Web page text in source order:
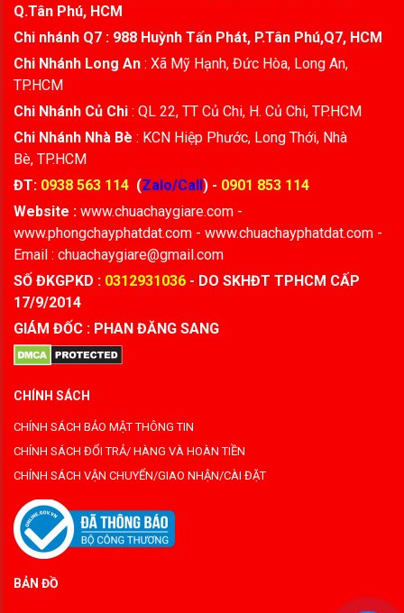
Q.Tân Phú, HCM
Chi nhánh Q7 : 988 Huỳnh Tấn Phát, P.Tân Phú,Q7, HCM
Chi Nhánh Long An : Xã Mỹ Hạnh, Đức Hòa, Long An,
TP.HCM
Chi Nhánh Củ Chi : QL 22, TT Củ Chi, H. Củ Chi, TP.HCM
Chi Nhánh Nhà Bè : KCN Hiệp Phước, Long Thới, Nhà
Bè, TP.HCM
ĐT: 0938 563 114 (Zalo/Call ) - 0901 853 114
Website : www.chuachaygiare.com -
www.phongchayphatdat.com - www.chuachayphatdat.com -
Email : chuachaygiare@gmail.com
SỐ ĐKGPKD : 0312931036 - DO SKHĐT TPHCM CẤP
17/9/2014
GIÁM ĐỐC : PHAN ĐĂNG SANG
CHÍNH SÁCH
CHÍNH SÁCH BẢO MẬT THÔNG TIN
CHÍNH SÁCH ĐỔI TRẢ/ HÀNG VÀ HOÀN TIỀN
CHÍNH SÁCH VẬN CHUYỂN/GIAO NHẬN/CÀI ĐẶT
BẢN ĐỒ